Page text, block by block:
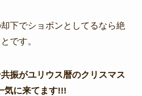
下でショボンとしてるなら絶
です。
振がユリウス暦のクリスマス
気に来てます!!!